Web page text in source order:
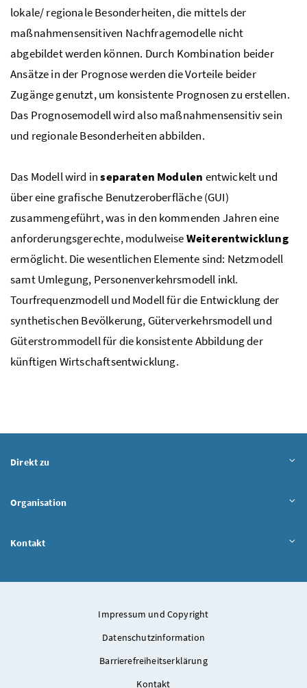
lokale/ regionale Besonderheiten, die mittels der
maßnahmensensitiven Nachfragemodelle nicht
abgebildet werden können. Durch Kombination beider
Ansätze in der Prognose werden die Vorteile beider
Zugänge genutzt, um konsistente Prognosen zu erstellen.
Das Prognosemodell wird also maßnahmensensitiv sein
und regionale Besonderheiten abbilden.
Das Modell wird inseparaten Modulen entwickelt und
über eine grafische Benutzeroberfläche (GUI)
zusammengeführt, was in den kommenden Jahren eine
anforderungsgerechte, modulweiseWeiterentwicklung
ermöglicht. Die wesentlichen Elemente sind: Netzmodell
samt Umlegung, Personenverkehrsmodell inkl.
Tourfrequenzmodell und Modell für die Entwicklung der
synthetischen Bevölkerung, Güterverkehrsmodell und
Güterstrommodell für die konsistente Abbildung der
künftigen Wirtschaftsentwicklung.
Direkt zu
Organisation
Kontakt
Impressum und Copyright
Datenschutzinformation
Barrierefreiheitserklärung
Kontakt